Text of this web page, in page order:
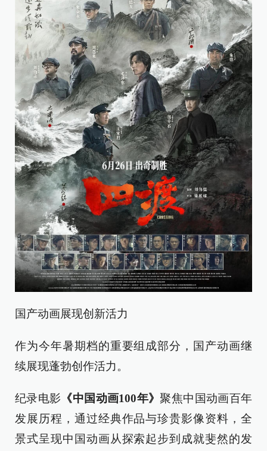
国产动画展现创新活力
作为今年暑期档的重要组成部分，国产动画继
续展现蓬勃创作活力。
纪录电影 《中国动画100年》聚焦中国动画百年
发展历程，通过经典作品与珍贵影像资料，全
景式呈现中国动画从探索起步到成就斐然的发